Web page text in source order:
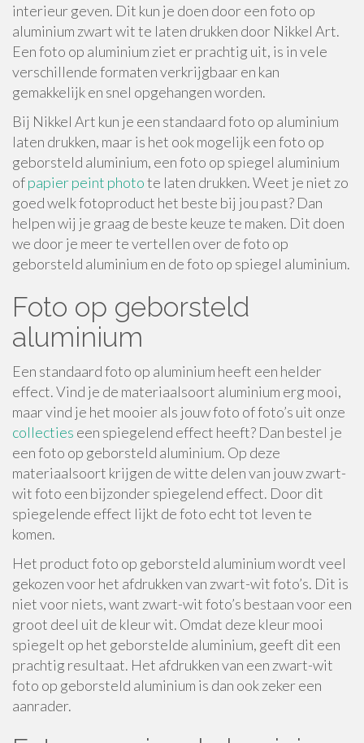
interieur geven. Dit kun je doen door een foto op
aluminium zwart wit te laten drukken door Nikkel Art.
Een foto op aluminium ziet er prachtig uit, is in vele
verschillende formaten verkrijgbaar en kan
gemakkelijk en snel opgehangen worden.
Bij Nikkel Art kun je een standaard foto op aluminium
laten drukken, maar is het ook mogelijk een foto op
geborsteld aluminium, een foto op spiegel aluminium
ofpapier peint photote laten drukken. Weet je niet zo
goed welk fotoproduct het beste bij jou past? Dan
helpen wij je graag de beste keuze te maken. Dit doen
we door je meer te vertellen over de foto op
geborsteld aluminium en de foto op spiegel aluminium.
Foto op geborsteld
aluminium
Een standaard foto op aluminium heeft een helder
effect. Vind je de materiaalsoort aluminium erg mooi,
maar vind je het mooier als jouw foto of foto’s uit onze
collecties een spiegelend effect heeft? Dan bestel je
een foto op geborsteld aluminium. Op deze
materiaalsoort krijgen de witte delen van jouw zwart-
wit foto een bijzonder spiegelend effect. Door dit
spiegelende effect lijkt de foto echt tot leven te
komen.
Het product foto op geborsteld aluminium wordt veel
gekozen voor het afdrukken van zwart-wit foto’s. Dit is
niet voor niets, want zwart-wit foto’s bestaan voor een
groot deel uit de kleur wit. Omdat deze kleur mooi
spiegelt op het geborstelde aluminium, geeft dit een
prachtig resultaat. Het afdrukken van een zwart-wit
foto op geborsteld aluminium is dan ook zeker een
aanrader.